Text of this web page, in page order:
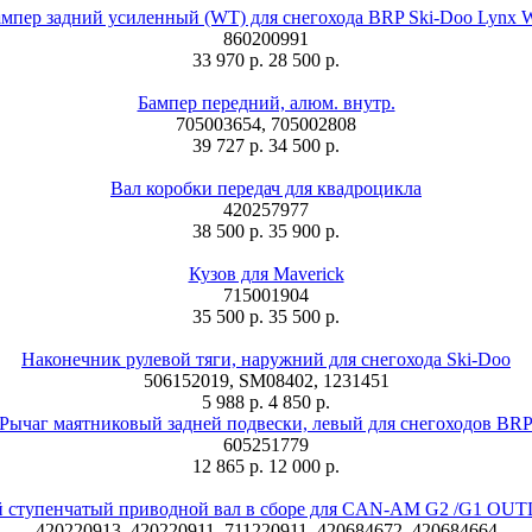
задний усиленный (WT) для снегохода BRP Ski-Doo Lynx
860200991
33 970 р. 28 500 р.
Бампер передний, алюм. внутр.
705003654, 705002808
39 727 р. 34 500 р.
Вал коробки передач для квадроцикла
420257977
38 500 р. 35 900 р.
Кузов для Maverick
715001904
35 500 р. 35 500 р.
Наконечник рулевой тяги, наружний для снегохода Ski-Doo
506152019, SM08402, 1231451
5 988 р. 4 850 р.
Рычаг маятниковый задней подвески, левый для снегоходов BRP
605251779
12 865 р. 12 000 р.
ступенчатый приводной вал в сборе для CAN-AM G2 /G1